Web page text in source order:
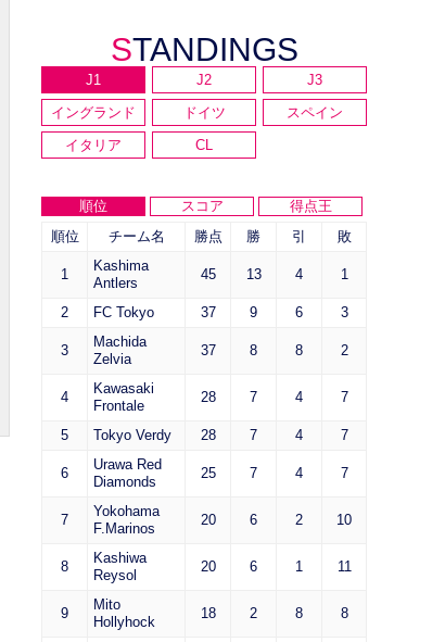
STANDINGS
J1 J2
J3
イングランド
ドイツ
スペイン
イタリア
CL
順位 スコア
得点王
順位
チーム名 勝点 勝 引 敗
1
Kashima
Antlers
45 13 4 1
2 FC Tokyo 37 9 6 3
3
Machida
Zelvia
37 8 8 2
4
Kawasaki
Frontale
28 7 4 7
5 Tokyo Verdy 28 7 4 7
6
Urawa Red
Diamonds
25 7 4 7
7
Yokohama
F.Marinos
20 6 2 10
8
Kashiwa
Reysol
20 6 1 11
9
Mito
Hollyhock
18 2 8 8